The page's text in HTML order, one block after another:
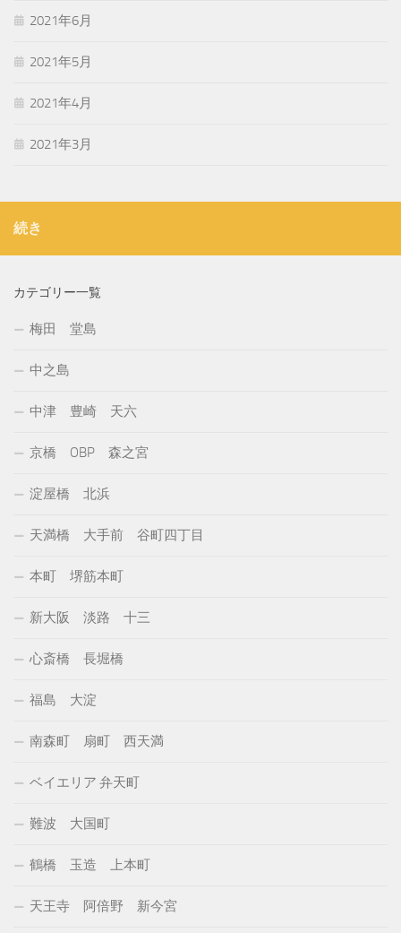
2021年6月
2021年5月
2021年4月
2021年3月
続き
カテゴリー一覧
梅田 堂島
中之島
中津 豊崎 天六
京橋 OBP 森之宮
淀屋橋 北浜
天満橋 大手前 谷町四丁目
本町 堺筋本町
新大阪 淡路 十三
心斎橋 長堀橋
福島 大淀
南森町 扇町 西天満
ベイエリア 弁天町
難波 大国町
鶴橋 玉造 上本町
天王寺 阿倍野 新今宮